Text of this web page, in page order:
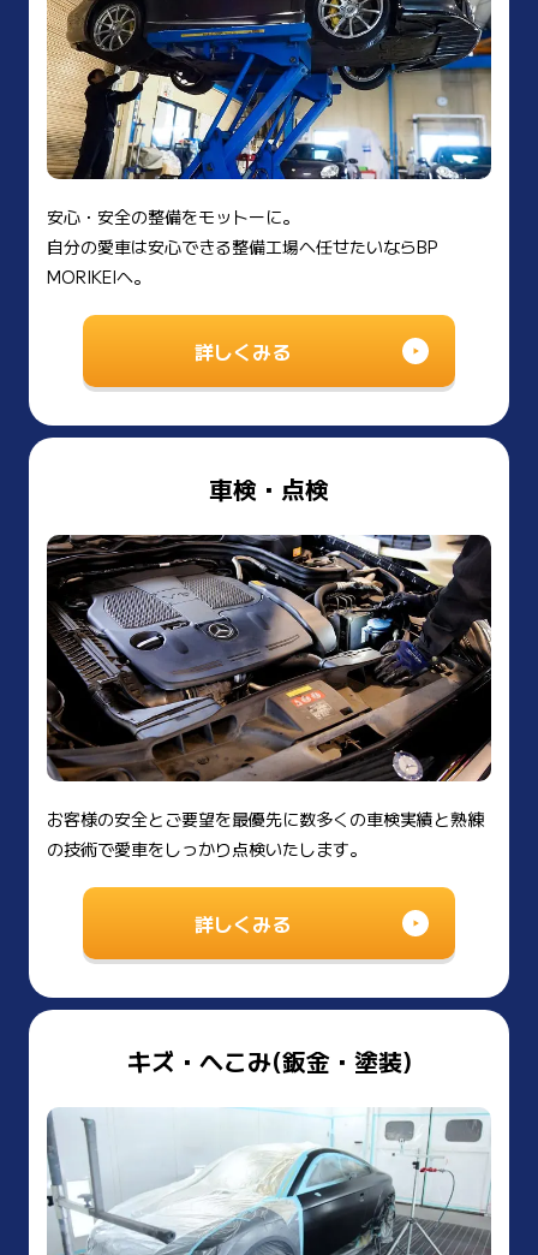
安心・安全の整備をモットーに。
自分の愛車は安心できる整備工場へ任せたいならBP
MORIKEIへ。
詳しくみる
車検・点検
お客様の安全とご要望を最優先に数多くの車検実績と熟練
の技術で愛車をしっかり点検いたします。
詳しくみる
キズ・へこみ(鈑金・塗装)